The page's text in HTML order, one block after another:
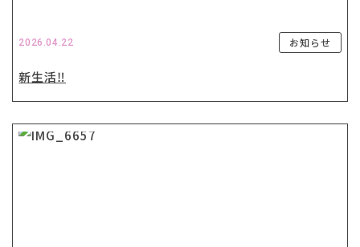
2026.04.22 お知らせ
新生活‼️